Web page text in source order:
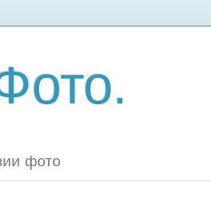
фото